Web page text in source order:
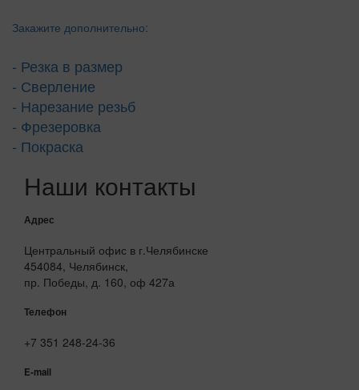
Закажите дополнительно:
- Резка в размер
- Сверление
- Нарезание резьб
- Фрезеровка
- Покраска
Наши контакты
Адрес
Центральный офис в г.Челябинске
454084, Челябинск,
пр. Победы, д. 160, оф 427а
Телефон
+7 351 248-24-36
E-mail